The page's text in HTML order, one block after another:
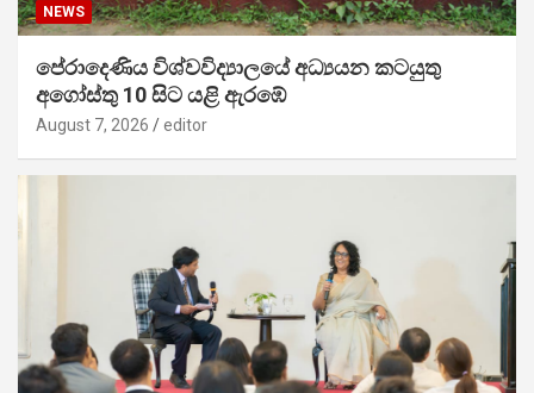
NEWS
පේරාදෙණිය විශ්වවිද්‍යාලයේ අධ්‍යයන කටයුතු
අගෝස්තු 10 සිට යළි ඇරඹේ
August 7, 2026 editor